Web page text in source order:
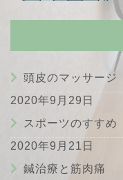
頭皮のマッサージ
2020年9月29日
スポーツのすすめ
2020年9月21日
鍼治療と筋肉痛